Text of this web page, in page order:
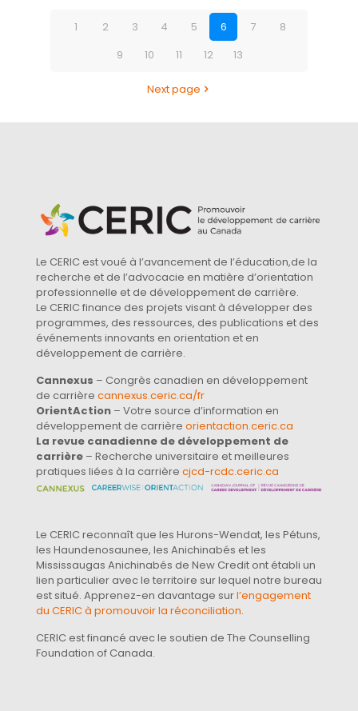
1 2 3 4 5 6 7
8
9
10 11 12 13
Next page
Le CERIC est voué à l’avancement de l’éducation,de la
recherche et de l’advocacie en matière d’orientation
professionnelle et de développement de carrière.
Le CERIC finance des projets visant à développer des
programmes, des ressources, des publications et des
événements innovants en orientation et en
développement de carrière.
Cannexus – Congrès canadien en développement
de carrière cannexus.ceric.ca/fr
OrientAction – Votre source d’information en
développement de carrière orientaction.ceric.ca
La revue canadienne de développement de
carrière – Recherche universitaire et meilleures
pratiques liées à la carrière cjcd-rcdc.ceric.ca
Le CERIC reconnaît que les Hurons-Wendat, les Pétuns,
les Haundenosaunee, les Anichinabés et les
Mississaugas Anichinabés de New Credit ont établi un
lien particulier avec le territoire sur lequel notre bureau
est situé. Apprenez-en davantage surl’engagement
du CERIC à promouvoir la réconciliation.
CERIC est financé avec le soutien de The Counselling
Foundation of Canada.